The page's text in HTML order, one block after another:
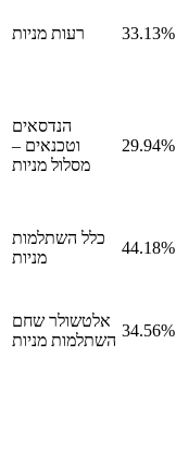
רעות מניות 33.13%
הנדסאים
וטכנאים –
מסלול מניות
29.94%
כלל השתלמות
מניות
44.18%
אלטשולר שחם
השתלמות מניות
34.56%